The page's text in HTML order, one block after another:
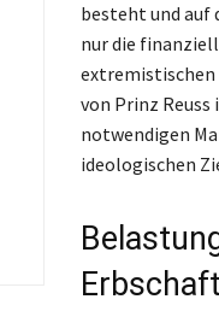
besteht und
nur die
extremistischen
von Prinz
notwendigen
ideologischen